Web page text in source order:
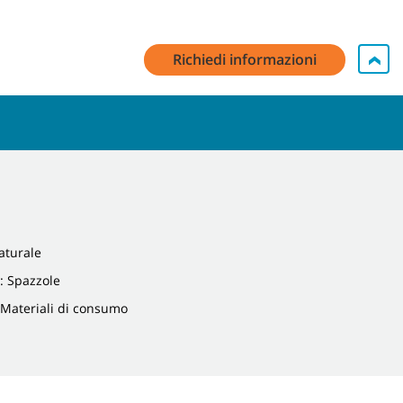
Richiedi informazioni
Spazzole
di consumo